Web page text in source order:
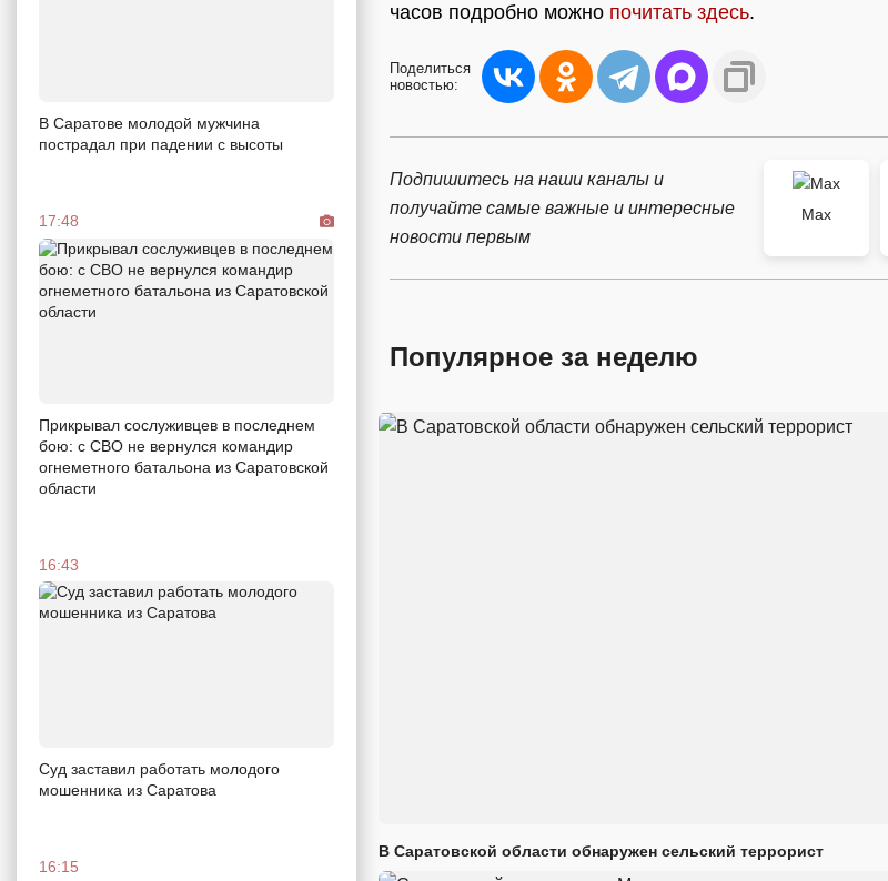
В Саратове молодой мужчина
пострадал при падении с высоты
17:48
Прикрывал сослуживцев в последнем
бою: с СВО не вернулся командир
огнеметного батальона из Саратовской
области
16:43
Суд заставил работать молодого
мошенника из Саратова
16:15
часов подробно можно почитать здесь.
Поделиться
новостью:
Подпишитесь на наши каналы и
получайте самые важные и интересные
новости первым
Max
Популярное за неделю
В Саратовской области обнаружен сельский террорист